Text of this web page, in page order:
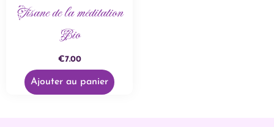
Tisane de la méditation
Bio
€7.00
Ajouter au panier